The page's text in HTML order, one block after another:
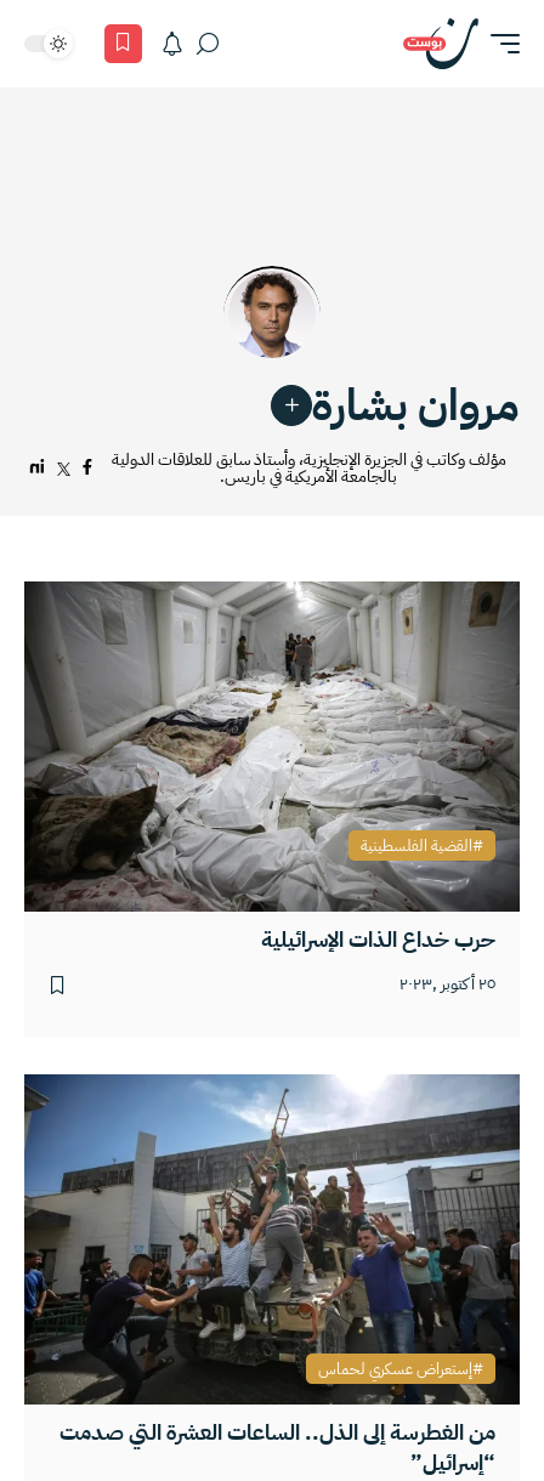
مروان بشارة
مؤلف وكاتب في الجزيرة الإنجليزية، وأستاذ سابق للعلاقات الدولية
بالجامعة الأمريكية في باريس.
حرب خداع الذات الإسرائيلية
٢٥ أكتوبر ,٢٠٢٣
القضية الفلسطينية
من الغطرسة إلى الذل.. الساعات العشرة التي صدمت
“إسرائيل”
إستعراض عسكري لحماس